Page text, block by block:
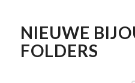
NIEUWE
FOLDERS